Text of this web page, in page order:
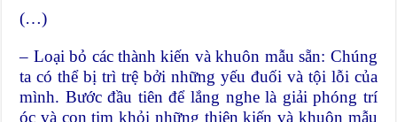
(…)
– Loại bỏ các thành kiến và khuôn mẫu sẵn: Chúng
ta có thể bị trì trệ bởi những yếu đuối và tội lỗi của
mình. Bước đầu tiên để lắng nghe là giải phóng trí
óc và con tim khỏi những thiên kiến và khuôn mẫu